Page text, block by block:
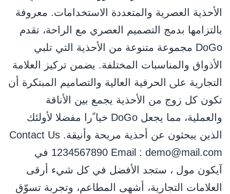
اﻷﺣﺬﻳﺔ اﻟﻌﺼﺮﻳﺔ واﻟﻤﺘﻌﺪدة اﻻﺳﺘﺨﺪاﻣﺎت. ﻣﻌﺮوﻓﺔ
ﺑﺎﻟﺘﺰاﻣﻬﺎ ﺑﺪﻣﺞ اﻟﺘﺼﻤﻴﻢ اﻟﻌﺼﺮي ﻣﻊ اﻟﺮاﺣﺔ، ﺗﻘﺪم
DoGo ﻣﺠﻤﻮﻋﺔ ﻣﺘﻨﻮﻋﺔ ﻣﻦ اﻷﺣﺬﻳﺔ اﻟﺘﻲ ﺗﻠﺒﻲ
اﻷذواق واﻟﻤﻨﺎﺳﺒﺎت اﻟﻤﺨﺘﻠﻔﺔ. ﻳﻀﻤﻦ ﺗﺮﻛﻴﺰ اﻟﻌﻼﻣﺔ
اﻟﺘﺠﺎرﻳﺔ ﻋﲆ اﻟﺤﺮﻓﻴﺔ اﻟﻌﺎﻟﻴﺔ واﻟﺘﺼﺎﻣﻴﻢ اﻟﻤﺒﺘﻜﺮة أن
ﺗﻜﻮن ﻛﻞ زوج ﻣﻦ اﻷﺣﺬﻳﺔ ﻳﺠﻤﻊ ﺑﻴﻦ اﻷﻧﺎﻗﺔ
واﻟﻌﻤﻠﻴﺔ، ﻣﻤﺎ ﻳﺠﻌﻞ DoGo ﺧﻴﺎ ًرا ﻣﻔﻀﻼ ﻷوﻟﺌﻚ
اﻟﺬﻳﻦ ﻳﺒﺤﺜﻮن ﻋﻦ أﺣﺬﻳﺔ ﻣﺮﻳﺤﺔ وأﻧﻴﻘﺔ. Contact Us
1234567890 Email : demo@mail.com في
آيكون مول ، ستجد الأفضل في كل شيء أرقى
العلامات التجارية، أشهى المطاعم، وتجربة تسوّق